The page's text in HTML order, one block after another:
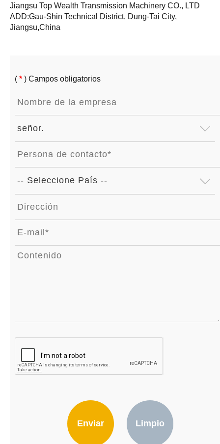
Jiangsu Top Wealth Transmission Machinery CO., LTD
ADD:Gau-Shin Technical District, Dung-Tai City,
Jiangsu,China
( * ) Campos obligatorios